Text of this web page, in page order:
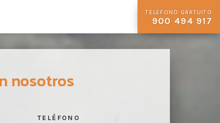
TELEFONO GRATUITO
900 494 917
nosotros
TELÉFONO